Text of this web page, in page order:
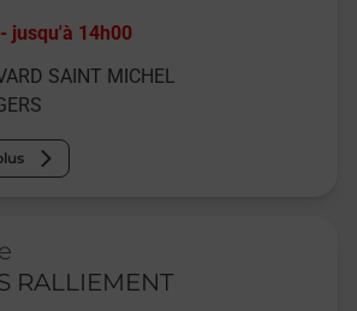
- jusqu'à 14h00
SAINT MICHEL
RALLIEMENT